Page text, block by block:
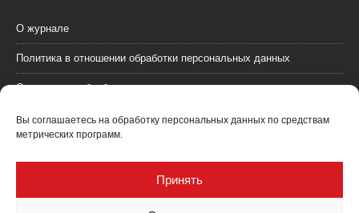
Вы соглашаетесь на обработку персональных данных по средствам
метрических программ.
Принять
О журнале
Политика в отношении обработки персональных данных
Согласие на обработку персональных данных
Пользовательское соглашение (оферта)